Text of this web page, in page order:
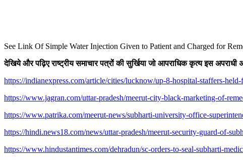
See Link Of Simple Water Injection Given to Patient and Charged for
देखिये और पढ़िए राष्ट्रीय समाचार पत्रों की सुर्खिया जो आपराधिक कृत्य इस
https://indianexpress.com/article/cities/lucknow/up-8-hospital-staffers-
https://www.jagran.com/uttar-pradesh/meerut-city-black-marketing-of-
https://www.patrika.com/meerut-news/subharti-university-office-
https://hindi.news18.com/news/uttar-pradesh/meerut-security-guard-of-
https://www.hindustantimes.com/dehradun/sc-orders-to-seal-subharti-